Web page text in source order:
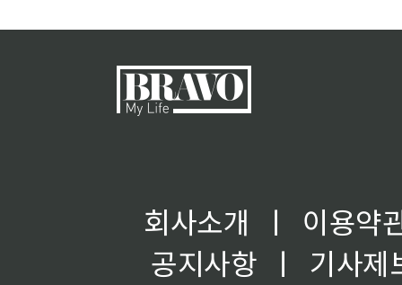
회사소개 ㅣ
이용약
공지사항
ㅣ
기사제